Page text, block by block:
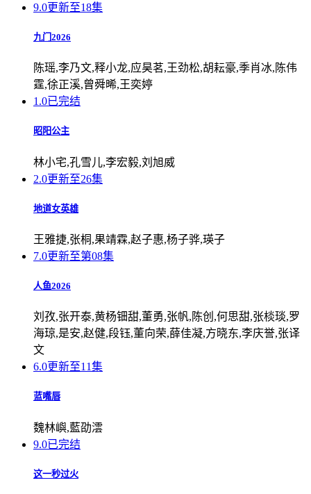
9.0更新至18集
九门2026
陈瑶,李乃文,释小龙,应昊茗,王劲松,胡耘豪,季肖冰,陈伟
霆,徐正溪,曾舜晞,王奕婷
1.0已完结
昭阳公主
林小宅,孔雪儿,李宏毅,刘旭威
2.0更新至26集
地道女英雄
王雅捷,张桐,果靖霖,赵子惠,杨子骅,瑛子
7.0更新至第08集
人鱼2026
刘孜,张开泰,黄杨钿甜,董勇,张帆,陈创,何思甜,张棪琰,罗
海琼,是安,赵健,段钰,董向荣,薛佳凝,方晓东,李庆誉,张译
文
6.0更新至11集
蓝嘴唇
魏林嶼,藍劭澐
9.0已完结
这一秒过火